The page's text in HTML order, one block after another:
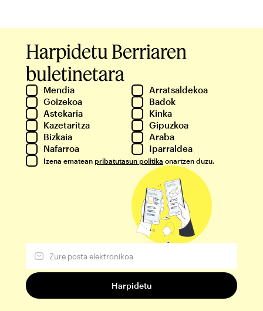
Harpidetu Berriaren
buletinetara
Mendia
Arratsaldekoa
Goizekoa
Badok
Astekaria
Kinka
Kazetaritza
Gipuzkoa
Bizkaia
Araba
Nafarroa
Iparraldea
Izena ematean pribatutasun politika onartzen duzu.